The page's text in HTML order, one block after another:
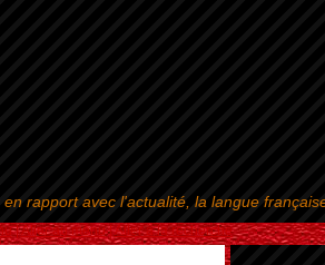
|Aller au menu|Aller à la recherche
rapport avec l'actualité, la langue